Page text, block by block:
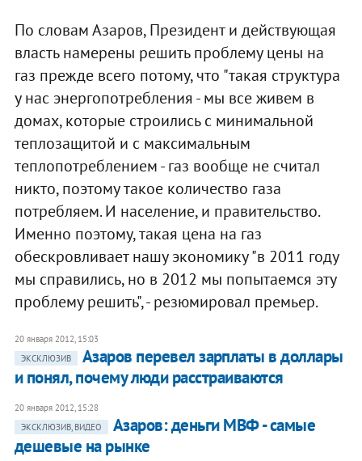
По словам Азаров, Президент и действующая
власть намерены решить проблему цены на
газ прежде всего потому, что "такая структура
у нас энергопотребления - мы все живем в
домах, которые строились с минимальной
теплозащитой и с максимальным
теплопотреблением - газ вообще не считал
никто, поэтому такое количество газа
потребляем. И население, и правительство.
Именно поэтому, такая цена на газ
обескровливает нашу экономику "в 2011 году
мы справились, но в 2012 мы попытаемся эту
проблему решить", - резюмировал премьер.
20 января 2012, 15:03
ЭКСКЛЮЗИВ
​Азаров перевел зарплаты в доллары
и понял, почему люди расстраиваются
20 января 2012, 15:28
ЭКСКЛЮЗИВ, ВИДЕО
Азаров: деньги МВФ - самые
дешевые на рынке